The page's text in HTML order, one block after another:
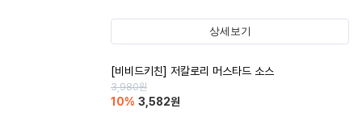
상세보기
[비비드키친] 저칼로리 머스타드 소스
3,980원
10% 3,582원